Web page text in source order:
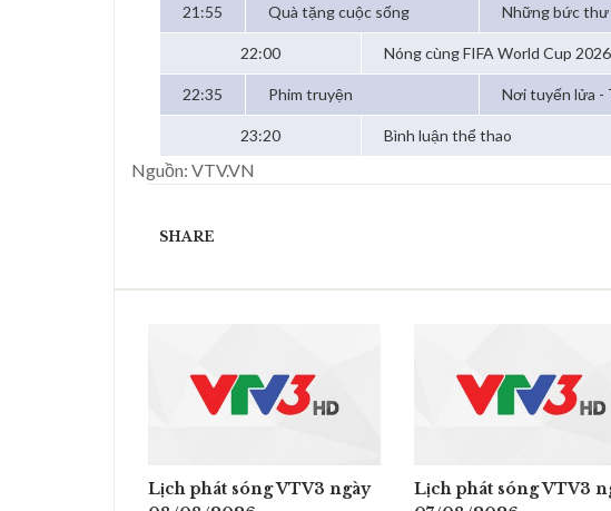
21:55 Quà tặng cuộc sống Những bức
22:00 Nóng cùng FIFA World Cup 2026
22:35 Phim truyện Nơi tuyến lửa -
23:20 Bình luận thể thao
Nguồn: VTV.VN
SHARE
Lịch phát sóng VTV3 ngày
Lịch phát sóng VTV3